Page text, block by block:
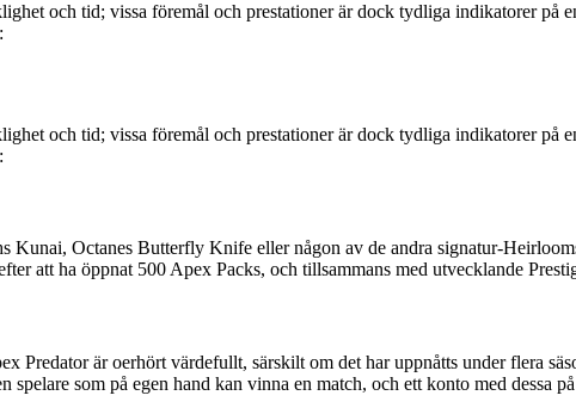
och tid; vissa föremål och prestationer är dock tydliga indikatorer på
och tid; vissa föremål och prestationer är dock tydliga indikatorer på
Kunai, Octanes Butterfly Knife eller någon av de andra signatur-
att ha öppnat 500 Apex Packs, och tillsammans med utvecklande
Predator är oerhört värdefullt, särskilt om det har uppnåtts under flera
som på egen hand kan vinna en match, och ett konto med dessa